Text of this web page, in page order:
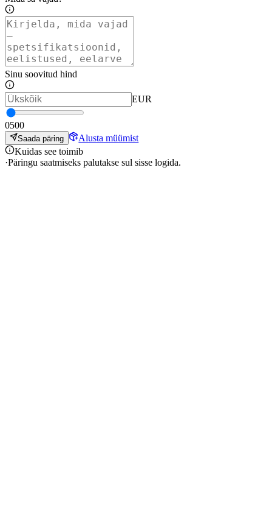
Sinu soovitud hind
EUR
0500
Saada päring
Alusta müümist
Kuidas see toimib
·Päringu saatmiseks palutakse sul sisse logida.